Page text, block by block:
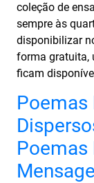
coleção de
sempre às
disponibilizar
forma gratuita,
ficam
Poemas
Poemas